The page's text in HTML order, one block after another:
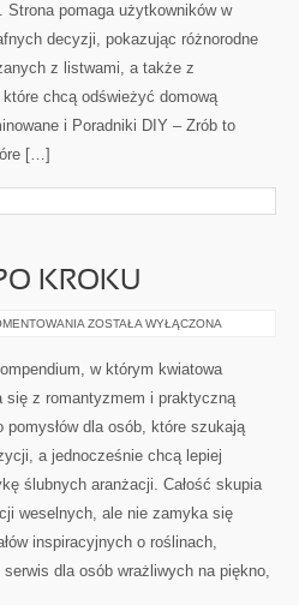
Strona pomaga użytkowników w
decyzji, pokazując różnorodne
z listwami, a także z
chcą odświeżyć domową
i Poradniki DIY – Zrób to
[…]
KROKU
BUKIETY
KROK
PO
ZOSTAŁA WYŁĄCZONA
w którym kwiatowa
się z romantyzmem i praktyczną
pomysłów dla osób, które szukają
a jednocześnie chcą lepiej
ślubnych aranżacji. Całość skupia
weselnych, ale nie zamyka się
inspiracyjnych o roślinach,
dla osób wrażliwych na piękno,